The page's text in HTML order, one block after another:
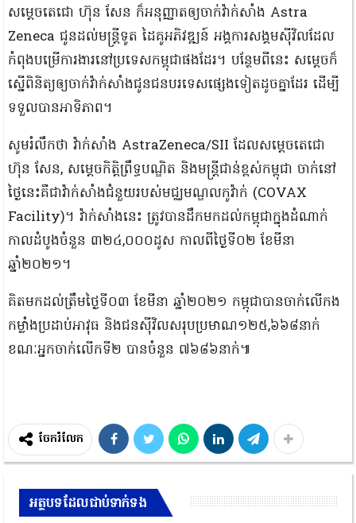
សម្ដេចតេជោ ហ៊ុន សែន ក៏អនុញ្ញាតឲ្យចាក់វ៉ាក់សាំង Astra
Zeneca ជូនដល់មន្ដ្រីទូត ដៃគូអភិវឌ្ឍន៍ អង្គការសង្គមស៉ីវិលដែល
កំពុងបម្រើការងារនៅប្រទេសកម្ពុជាផងដែរ។ បន្ថែមពីនេះ សម្ដេចក៏
ស្នើពិនិត្យឲ្យចាក់វ៉ាក់សាំងជូនជនបរទេសផ្សេងទៀតដូចគ្នាដែរ ដើម្បី
ទទួលបានអាទិភាព។
សូមរំលឹកថា វ៉ាក់សាំង AstraZeneca/SII ដែលសម្តេចតេជោ
ហ៊ុន សែន, សម្តេចកិត្តិព្រឹទ្ធបណ្ឌិត និងមន្ត្រីជាន់ខ្ពស់កម្ពុជា ចាក់នៅ
ថ្ងៃនេះគឺជាវ៉ាក់សាំងជំនួយរបស់មជ្ឈមណ្ឌលកូវ៉ាក់ (COVAX
Facility)។ វ៉ាក់សាំងនេះ ត្រូវបានដឹកមកដល់កម្ពុជាក្នុងដំណាក់
កាលដំបូងចំនួន ៣២៤,០០០ដូស កាលពីថ្ងៃទី០២ ខែមីនា
ឆ្នាំ២០២១។
គិតមកដល់ត្រឹមថ្ងៃទី០៣ ខែមីនា ឆ្នាំ២០២១ កម្ពុជាបានចាក់លើកង
កម្លាំងប្រដាប់អាវុធ និងជនស៊ីវិលសរុបប្រមាណ១២៥,៦៦៨នាក់
ខណៈអ្នកចាក់លើកទី២ បានចំនួន ៧៦៨៦នាក់៕
ចែករំលែក
អត្ថបទដែលជាប់ទាក់ទង